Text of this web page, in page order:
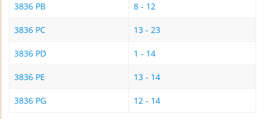
3836 PB 8 - 12
3836 PC 13 - 23
3836 PD 1 - 14
3836 PE 13 - 14
3836 PG 12 - 14